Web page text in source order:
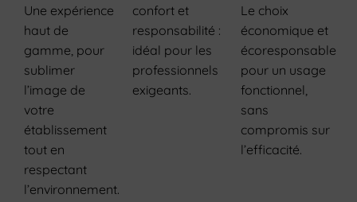
Une expérience
haut de
gamme, pour
sublimer
l’image de
votre
établissement
tout en
respectant
l’environnement.
confort et
responsabilité :
idéal pour les
professionnels
exigeants.
Le choix
économique et
écoresponsable
pour un usage
fonctionnel,
sans
compromis sur
l’efficacité.